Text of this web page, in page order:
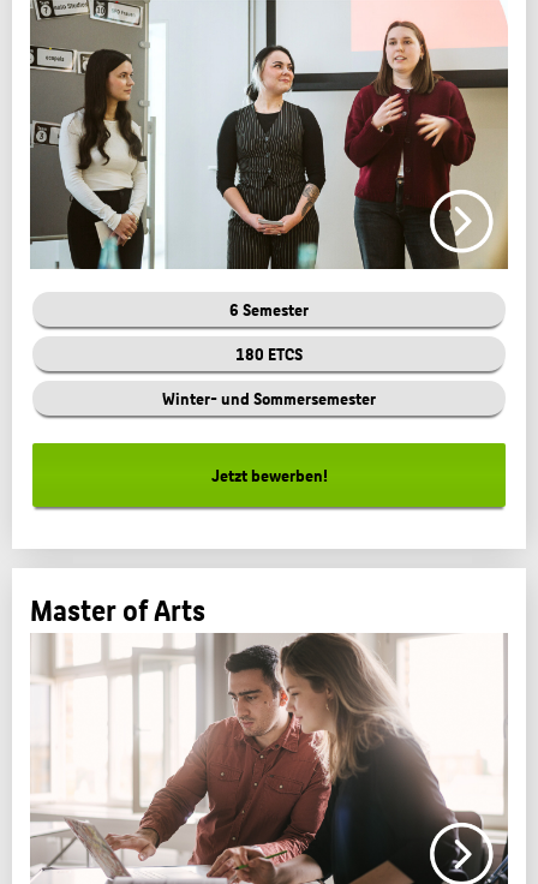
6 Semester
180 ETCS
Winter- und Sommersemester
Jetzt bewerben!
Master of Arts